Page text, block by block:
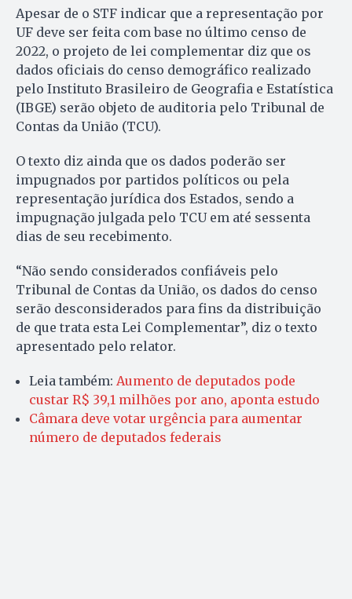
Apesar de o STF indicar que a representação por
UF deve ser feita com base no último censo de
2022, o projeto de lei complementar diz que os
dados oficiais do censo demográfico realizado
pelo Instituto Brasileiro de Geografia e Estatística
(IBGE) serão objeto de auditoria pelo Tribunal de
Contas da União (TCU).
O texto diz ainda que os dados poderão ser
impugnados por partidos políticos ou pela
representação jurídica dos Estados, sendo a
impugnação julgada pelo TCU em até sessenta
dias de seu recebimento.
“Não sendo considerados confiáveis pelo
Tribunal de Contas da União, os dados do censo
serão desconsiderados para fins da distribuição
de que trata esta Lei Complementar”, diz o texto
apresentado pelo relator.
Leia também: Aumento de deputados pode
custar R$ 39,1 milhões por ano, aponta estudo
Câmara deve votar urgência para aumentar
número de deputados federais